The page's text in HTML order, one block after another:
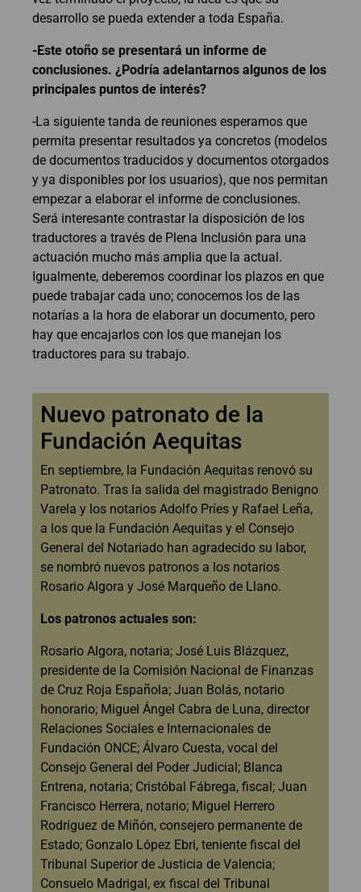
desarrollo se pueda extender a toda España.
-Este otoño se presentará un informe de
conclusiones. ¿Podría adelantarnos algunos de los
principales puntos de interés?
-La siguiente tanda de reuniones esperamos que
permita presentar resultados ya concretos (modelos
de documentos traducidos y documentos otorgados
y ya disponibles por los usuarios), que nos permitan
empezar a elaborar el informe de conclusiones.
Será interesante contrastar la disposición de los
traductores a través de Plena Inclusión para una
actuación mucho más amplia que la actual.
Igualmente, deberemos coordinar los plazos en que
puede trabajar cada uno; conocemos los de las
notarías a la hora de elaborar un documento, pero
hay que encajarlos con los que manejan los
traductores para su trabajo.
Nuevo patronato de la
Fundación Aequitas
En septiembre, la Fundación Aequitas renovó su
Patronato. Tras la salida del magistrado Benigno
Varela y los notarios Adolfo Príes y Rafael Leña,
a los que la Fundación Aequitas y el Consejo
General del Notariado han agradecido su labor,
se nombró nuevos patronos a los notarios
Rosario Algora y José Marqueño de Llano.
Los patronos actuales son:
Rosario Algora, notaria; José Luis Blázquez,
presidente de la Comisión Nacional de Finanzas
de Cruz Roja Española; Juan Bolás, notario
honorario; Miguel Ángel Cabra de Luna, director
Relaciones Sociales e Internacionales de
Fundación ONCE; Álvaro Cuesta, vocal del
Consejo General del Poder Judicial; Blanca
Entrena, notaria; Cristóbal Fábrega, fiscal; Juan
Francisco Herrera, notario; Miguel Herrero
Rodríguez de Miñón, consejero permanente de
Estado; Gonzalo López Ebri, teniente fiscal del
Tribunal Superior de Justicia de Valencia;
Consuelo Madrigal, ex fiscal del Tribunal